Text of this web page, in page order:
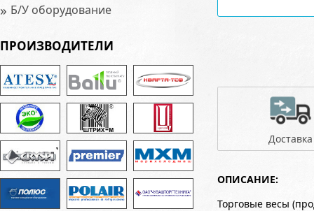
» Б/У оборудование
ПРОИЗВОДИТЕЛИ
Доставка
ОПИСАНИЕ:
Торговые весы